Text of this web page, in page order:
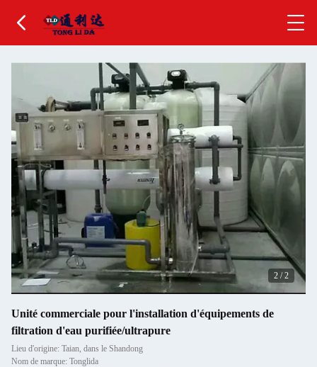
2 /2
Unité commerciale pour l'installation d'équipements de
filtration d'eau purifiée/ultrapure
Lieu d'origine: Taian, dans le Shandong
Nom de marque: Tonglida